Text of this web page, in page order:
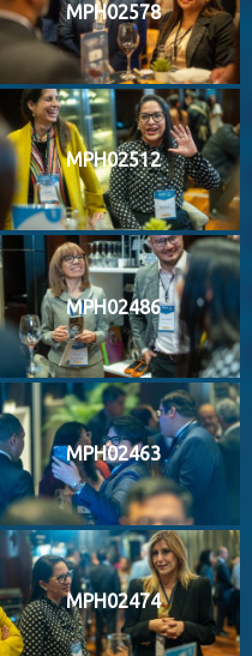
MPH02578
MPH02512
MPH02486
MPH02463
MPH02474